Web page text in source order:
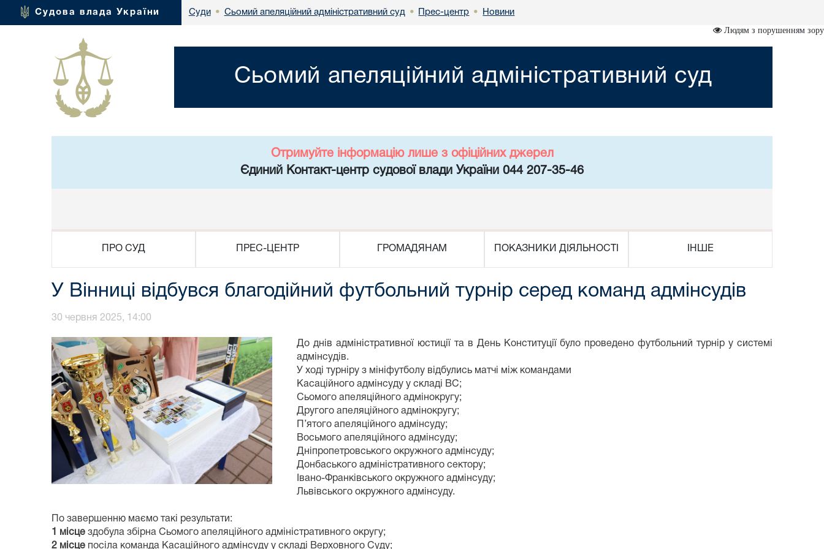
Судова влада України Суди • Сьомий апеляційний адміністративний суд • Прес-центр • Новини
Людям з порушенням зору
Сьомий апеляційний адміністративний суд
Отримуйте інформацію лише з офіційних джерел
Єдиний Контакт-центр судової влади України 044 207-35-46
ПРО СУД ПРЕС-ЦЕНТР ГРОМАДЯНАМ ПОКАЗНИКИ ДІЯЛЬНОСТІ ІНШЕ
У Вінниці відбувся благодійний футбольний турнір серед команд адмінсудів
30 червня 2025, 14:00
До днів адміністративної юстиції та в День Конституції було проведено футбольний турнір у системі
адмінсудів.
У ході турніру з мініфутболу відбулись матчі між командами
Касаційного адмінсуду у складі ВС;
Сьомого апеляційного адмінокругу;
Другого апеляційного адмінокругу;
П’ятого апеляційного адмінсуду;
Восьмого апеляційного адмінсуду;
Дніпропетровського окружного адмінсуду;
Донбаського адміністративного сектору;
Івано-Франківського окружного адмінсуду;
Львівського окружного адмінсуду.
По завершенню маємо такі результати:
1 місце здобула збірна Сьомого апеляційного адміністративного округу;
2 місце посіла команда Касаційного адмінсуду у складі Верховного Суду;